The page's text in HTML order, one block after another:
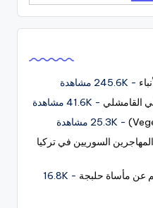
- 245.6K مشاهدة
القامشلي - 41.6K مشاهدة
- 25.3K مشاهدة
السوريين في تركيا
عن مأساة حلبجة
- 16.8K